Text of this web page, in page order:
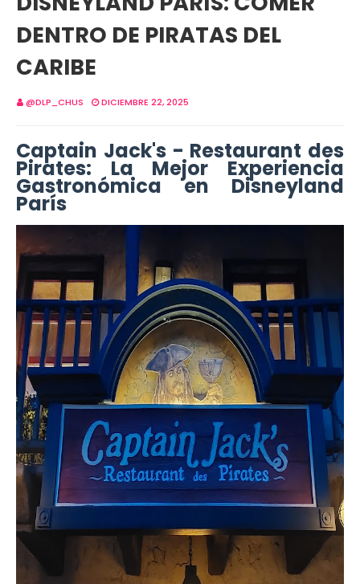
DENTRO DE PIRATAS DEL
CARIBE
@DLP_CHUS DICIEMBRE 22, 2025
Captain Jack's - Restaurant des
Pirates: La Mejor Experiencia
Gastronómica en Disneyland
París